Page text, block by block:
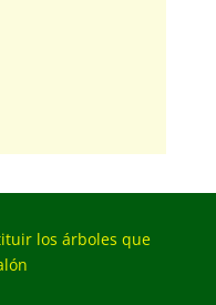
los árboles que